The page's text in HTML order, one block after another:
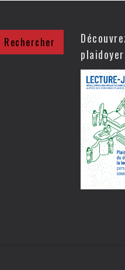
Rechercher
plaidoyer